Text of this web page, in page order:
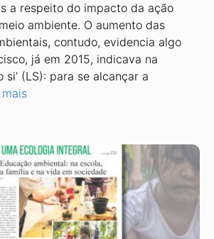
a respeito do impacto da ação
ambiente. O aumento das
contudo, evidencia algo
já em 2015, indicava na
(LS): para se alcançar a